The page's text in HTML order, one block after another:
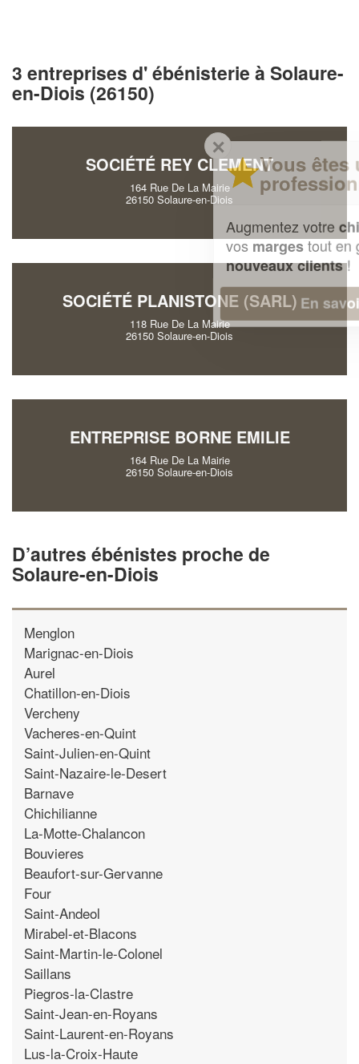
3 entreprises d' ébénisterie à Solaure-
en-Diois (26150)
SOCIÉTÉ REY CLEMENT
164 Rue De La Mairie
26150 Solaure-en-Diois
SOCIÉTÉ PLANISTONE (SARL)
118 Rue De La Mairie
26150 Solaure-en-Diois
ENTREPRISE BORNE EMILIE
164 Rue De La Mairie
26150 Solaure-en-Diois
D’autres ébénistes proche de
Solaure-en-Diois
Menglon
Marignac-en-Diois
Aurel
Chatillon-en-Diois
Vercheny
Vacheres-en-Quint
Saint-Julien-en-Quint
Saint-Nazaire-le-Desert
Barnave
Chichilianne
La-Motte-Chalancon
Bouvieres
Beaufort-sur-Gervanne
Four
Saint-Andeol
Mirabel-et-Blacons
Saint-Martin-le-Colonel
Saillans
Piegros-la-Clastre
Saint-Jean-en-Royans
Saint-Laurent-en-Royans
Lus-la-Croix-Haute
Vous êtes un
professionnel ?
chiffre d'affaireset
vosmargestout en gagnant de
nouveaux clients!
En savoir plus